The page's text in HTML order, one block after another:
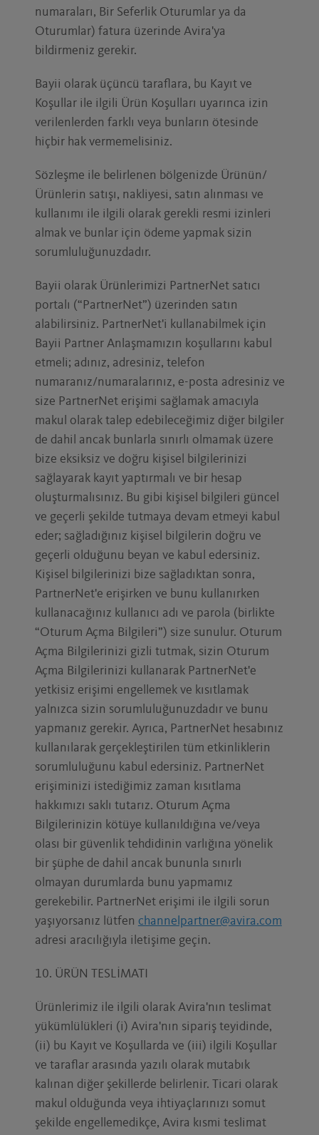
numaraları, Bir Seferlik Oturumlar ya da
Oturumlar) fatura üzerinde Avira'ya
bildirmeniz gerekir.
Bayii olarak üçüncü taraflara, bu Kayıt ve
Koşullar ile ilgili Ürün Koşulları uyarınca izin
verilenlerden farklı veya bunların ötesinde
hiçbir hak vermemelisiniz.
Sözleşme ile belirlenen bölgenizde Ürünün/
Ürünlerin satışı, nakliyesi, satın alınması ve
kullanımı ile ilgili olarak gerekli resmi izinleri
almak ve bunlar için ödeme yapmak sizin
sorumluluğunuzdadır.
Bayii olarak Ürünlerimizi PartnerNet satıcı
portalı (“PartnerNet”) üzerinden satın
alabilirsiniz. PartnerNet'i kullanabilmek için
Bayii Partner Anlaşmamızın koşullarını kabul
etmeli; adınız, adresiniz, telefon
numaranız/numaralarınız, e-posta adresiniz ve
size PartnerNet erişimi sağlamak amacıyla
makul olarak talep edebileceğimiz diğer bilgiler
de dahil ancak bunlarla sınırlı olmamak üzere
bize eksiksiz ve doğru kişisel bilgilerinizi
sağlayarak kayıt yaptırmalı ve bir hesap
oluşturmalısınız. Bu gibi kişisel bilgileri güncel
ve geçerli şekilde tutmaya devam etmeyi kabul
eder; sağladığınız kişisel bilgilerin doğru ve
geçerli olduğunu beyan ve kabul edersiniz.
Kişisel bilgilerinizi bize sağladıktan sonra,
PartnerNet'e erişirken ve bunu kullanırken
kullanacağınız kullanıcı adı ve parola (birlikte
“Oturum Açma Bilgileri”) size sunulur. Oturum
Açma Bilgilerinizi gizli tutmak, sizin Oturum
Açma Bilgilerinizi kullanarak PartnerNet'e
yetkisiz erişimi engellemek ve kısıtlamak
yalnızca sizin sorumluluğunuzdadır ve bunu
yapmanız gerekir. Ayrıca, PartnerNet hesabınız
kullanılarak gerçekleştirilen tüm etkinliklerin
sorumluluğunu kabul edersiniz. PartnerNet
erişiminizi istediğimiz zaman kısıtlama
hakkımızı saklı tutarız. Oturum Açma
Bilgilerinizin kötüye kullanıldığına ve/veya
olası bir güvenlik tehdidinin varlığına yönelik
bir şüphe de dahil ancak bununla sınırlı
olmayan durumlarda bunu yapmamız
gerekebilir. PartnerNet erişimi ile ilgili sorun
yaşıyorsanız lütfen channelpartner@avira.com
adresi aracılığıyla iletişime geçin.
10. ÜRÜN TESLİMATI
Ürünlerimiz ile ilgili olarak Avira'nın teslimat
yükümlülükleri (i) Avira'nın sipariş teyidinde,
(ii) bu Kayıt ve Koşullarda ve (iii) ilgili Koşullar
ve taraflar arasında yazılı olarak mutabık
kalınan diğer şekillerde belirlenir. Ticari olarak
makul olduğunda veya ihtiyaçlarınızı somut
şekilde engellemedikçe, Avira kısmi teslimat